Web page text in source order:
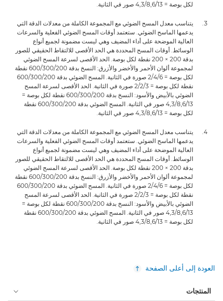
لكل بوصة = 13‏/8,6‏/4,3 صور في الثانية.
يتناسب معدل المسح الضوئي مع المجموعة الكاملة من معدلات الدقة التي
يدعمها الماسح الضوئي. ستعتمد أوقات المسح الضوئي الفعلية والسرعات
العالية الموضحة على أداء المضيف وهي ليست مضمونة لجميع أنواع
الوسائط. أوقات المسح المحددة هي الحد الأقصى للالتقاط الحقيقي للصور
بدقة 200 × 200 نقطة لكل بوصة. الحد الأقصى لسرعة المسح الضوئي
لمجموعة ألوان الأحمر والأخضر والأزرق: النسخ بدقة 200‏/300‏/600 نقطة
لكل بوصة = 6‏/4‏/2 صورة في الثانية. المسح الضوئي بدقة 200‏/300‏/600
نقطة لكل بوصة = 3‏/2‏/2‏ صورة في الثانية. الحد الأقصى لسرعة المسح
الضوئي بالأبيض والأسود: النسخ بدقة 200/‏300‏/600 نقطة لكل بوصة =
13‏/8,6‏/4,3 صور في الثانية. المسح الضوئي بدقة 200‏/300‏/600 نقطة
لكل بوصة = 13‏/8,6‏/4,3 صور في الثانية.
يتناسب معدل المسح الضوئي مع المجموعة الكاملة من معدلات الدقة التي
يدعمها الماسح الضوئي. ستعتمد أوقات المسح الضوئي الفعلية والسرعات
العالية الموضحة على أداء المضيف وهي ليست مضمونة لجميع أنواع
الوسائط. أوقات المسح المحددة هي الحد الأقصى للالتقاط الحقيقي للصور
بدقة 200 × 200 نقطة لكل بوصة. الحد الأقصى لسرعة المسح الضوئي
لمجموعة ألوان الأحمر والأخضر والأزرق: النسخ بدقة 200‏/300‏/600 نقطة
لكل بوصة = 6‏/4‏/2 صورة في الثانية. المسح الضوئي بدقة 200‏/300‏/600
نقطة لكل بوصة = 3‏/2‏/2‏ صورة في الثانية. الحد الأقصى لسرعة المسح
الضوئي بالأبيض والأسود: النسخ بدقة 200/‏300‏/600 نقطة لكل بوصة =
13‏/8,6‏/4,3 صور في الثانية. المسح الضوئي بدقة 200‏/300‏/600 نقطة
لكل بوصة = 13‏/8,6‏/4,3 صور في الثانية.
العودة إلى أعلى الصفحة
المنتجات